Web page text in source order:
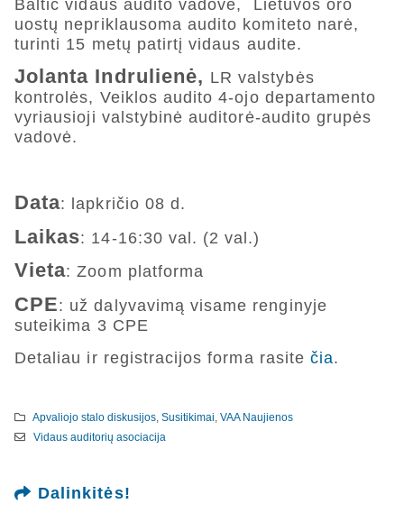
Baltic vidaus audito vadovė, Lietuvos oro
uostų nepriklausoma audito komiteto narė,
turinti 15 metų patirtį vidaus audite.
Jolanta Indrulienė, LR valstybės
kontrolės, Veiklos audito 4-ojo departamento
vyriausioji valstybinė auditorė-audito grupės
vadovė.
Data: lapkričio 08 d.
Laikas: 14-16:30 val. (2 val.)
Vieta: Zoom platforma
CPE: už dalyvavimą visame renginyje
suteikima 3 CPE
Detaliau ir registracijos forma rasite čia.
Apvaliojo stalo diskusijos, Susitikimai VAA Naujienos
Vidaus auditorių asociacija
Dalinkitės!